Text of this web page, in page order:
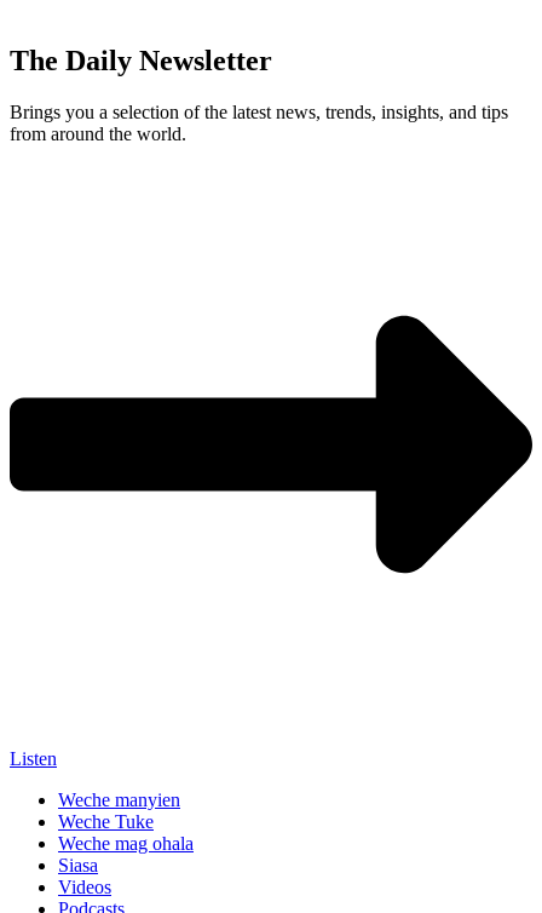
The Daily Newsletter
Brings you a selection of the latest news, trends, insights, and tips
from around the world.
Listen
Weche manyien
Weche Tuke
Weche mag ohala
Siasa
Videos
Podcasts